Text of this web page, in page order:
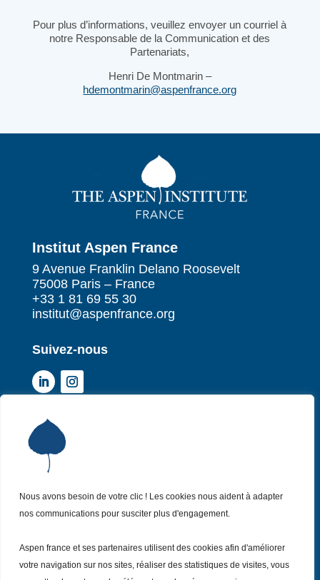
Nous avons besoin de votre clic ! Les cookies nous aident à adapter
nos communications pour susciter plus d'engagement.
Aspen france et ses partenaires utilisent des cookies afin d'améliorer
votre navigation sur nos sites, réaliser des statistiques de visites, vous
Pour plus d’informations, veuillez envoyer un courriel à
notre Responsable de la Communication et des
Partenariats,
Henri De Montmarin –
hdemontmarin@aspenfrance.org
Institut Aspen France
9 Avenue Franklin Delano Roosevelt
75008 Paris – France
+33 1 81 69 55 30
institut@aspenfrance.org
Suivez-nous
P Institut Aspen France
P Qui sommes-nous ?
Nos missions
P Nos actualités
P Nos évènements